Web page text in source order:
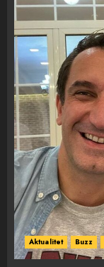
Aktualitet Buzz